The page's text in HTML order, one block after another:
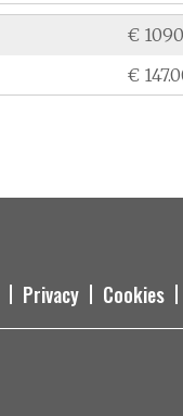
€
€
Privacy Cookies